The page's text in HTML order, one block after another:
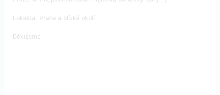
Lokalita: Praha a blízké okolí
Děkujeme